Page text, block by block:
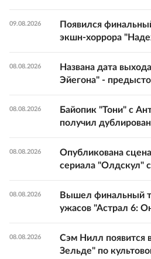
09.08.2026
Появился
экшн-хоррора
08.08.2026
Названа дата
Эйегона" -
08.08.2026
Байопик "Тони" с
получил
08.08.2026
Опубликована
сериала "Олдскул"
08.08.2026
Вышел финальный
ужасов "Астрал 6:
08.08.2026
Сэм Нилл появится
Зельде" по